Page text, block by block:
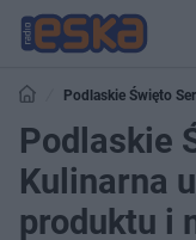
Podlaskie Święto
atrakcji
Podlaskie
Kulinarna
produktu i